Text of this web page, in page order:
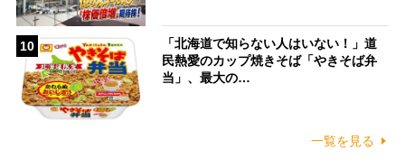
10
「北海道で知らない人はいない！」道
民熱愛のカップ焼きそば「やきそば弁
当」、最大の…
一覧を見る